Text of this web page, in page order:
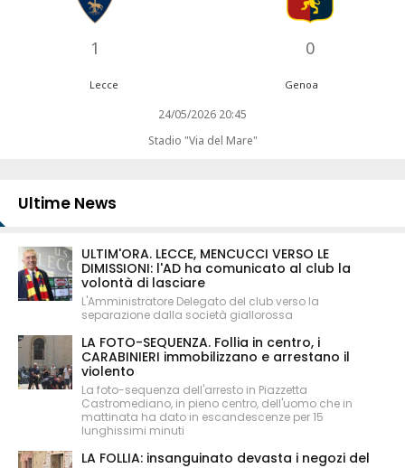
1 0
Lecce Genoa
24/05/2026 20:45
Stadio "Via del Mare"
Ultime News
ULTIM'ORA. LECCE, MENCUCCI VERSO LE
DIMISSIONI: l'AD ha comunicato al club la
volontà di lasciare
L'Amministratore Delegato del club verso la
separazione dalla società giallorossa
LA FOTO-SEQUENZA. Follia in centro, i
CARABINIERI immobilizzano e arrestano il
violento
La foto-sequenza dell'arresto in Piazzetta
Castromediano, in pieno centro, dell'uomo che in
mattinata ha dato in escandescenze per 15
lunghissimi minuti
LA FOLLIA: insanguinato devasta i negozi del